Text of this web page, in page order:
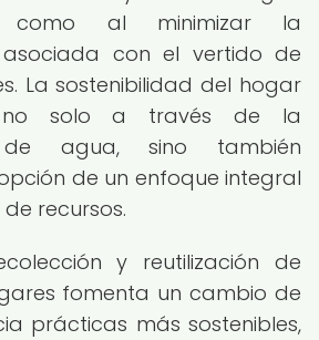
como al minimizar la
asociada con el vertido de
La sostenibilidad del hogar
no solo a través de la
de agua, sino también
de un enfoque integral
recursos.
y reutilización de
fomenta un cambio de
prácticas más sostenibles,